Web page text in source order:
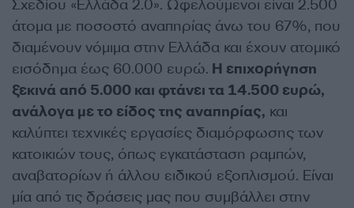
Σχεδίου «Ελλάδα 2.0». Ωφελούμενοι είναι 2.500
άτομα με ποσοστό αναπηρίας άνω του 67%, που
διαμένουν νόμιμα στην Ελλάδα και έχουν ατομικό
εισόδημα έως 60.000 ευρώ. Η επιχορήγηση
ξεκινά από 5.000 και φτάνει τα 14.500 ευρώ,
ανάλογα με το είδος της αναπηρίας, και
καλύπτει τεχνικές εργασίες διαμόρφωσης των
κατοικιών τους, όπως εγκατάσταση ραμπών,
αναβατορίων ή άλλου ειδικού εξοπλισμού. Είναι
μία από τις δράσεις μας που συμβάλλει στην